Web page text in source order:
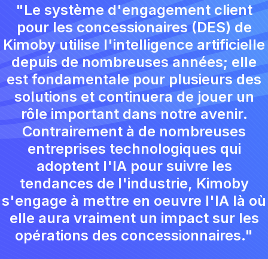
"Le système d'engagement client
pour les concessionaires (DES) de
Kimoby utilise l'intelligence artificielle
depuis de nombreuses années; elle
est fondamentale pour plusieurs des
solutions et continuera de jouer un
rôle important dans notre avenir.
Contrairement à de nombreuses
entreprises technologiques qui
adoptent l'IA pour suivre les
tendances de l'industrie, Kimoby
s'engage à mettre en oeuvre l'IA là où
elle aura vraiment un impact sur les
opérations des concessionnaires."